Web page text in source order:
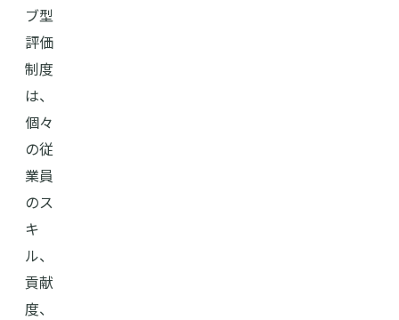
ブ型
評価
制度
は、
個々
の従
業員
のス
キ
ル、
貢献
度、